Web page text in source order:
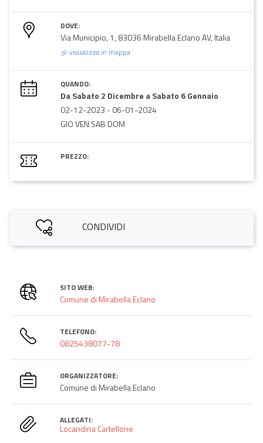
DOVE:
Via Municipio, 1, 83036 Mirabella Eclano AV, Italia
visualizza in mappa
QUANDO:
Da Sabato 2 Dicembre a Sabato 6 Gennaio
02-12-2023 -06-01-2024
GIO VEN SAB DOM
PREZZO:
CONDIVIDI
SITO WEB:
Comune di Mirabella Eclano
TELEFONO:
0825438077-78
ORGANIZZATORE:
Comune di Mirabella Eclano
ALLEGATI:
Locandina Cartellone